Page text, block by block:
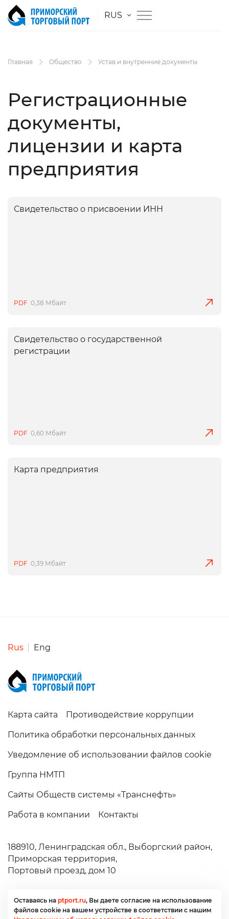
RUS
Главная Общество Устав и внутренние документы
Регистрационные
документы,
лицензии и карта
предприятия
Свидетельство о присвоении ИНН
PDF 0,38 Мбайт
Свидетельство о государственной
регистрации
PDF 0,60 Мбайт
Карта предприятия
PDF 0,39 Мбайт
Rus Eng
Карта сайта Противодействие коррупции
Политика обработки персональных данных
Уведомление об использовании файлов cookie
Группа НМТП
Сайты Обществ системы «Транснефть»
Работа в компании Контакты
188910, Ленинградская обл., Выборгский район,
Приморская территория,
Портовый проезд, дом 10
Оставаясь на ptport.ru, Вы даете согласие на использование
файлов cookie на вашем устройстве в соответствии с нашим